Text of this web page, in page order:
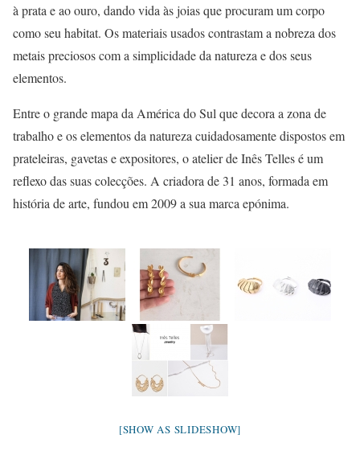
à prata e ao ouro, dando vida às joias que procuram um corpo
como seu habitat. Os materiais usados contrastam a nobreza dos
metais preciosos com a simplicidade da natureza e dos seus
elementos.
Entre o grande mapa da América do Sul que decora a zona de
trabalho e os elementos da natureza cuidadosamente dispostos em
prateleiras, gavetas e expositores, o atelier de Inês Telles é um
reflexo das suas colecções. A criadora de 31 anos, formada em
história de arte, fundou em 2009 a sua marca epónima.
[SHOW AS SLIDESHOW]